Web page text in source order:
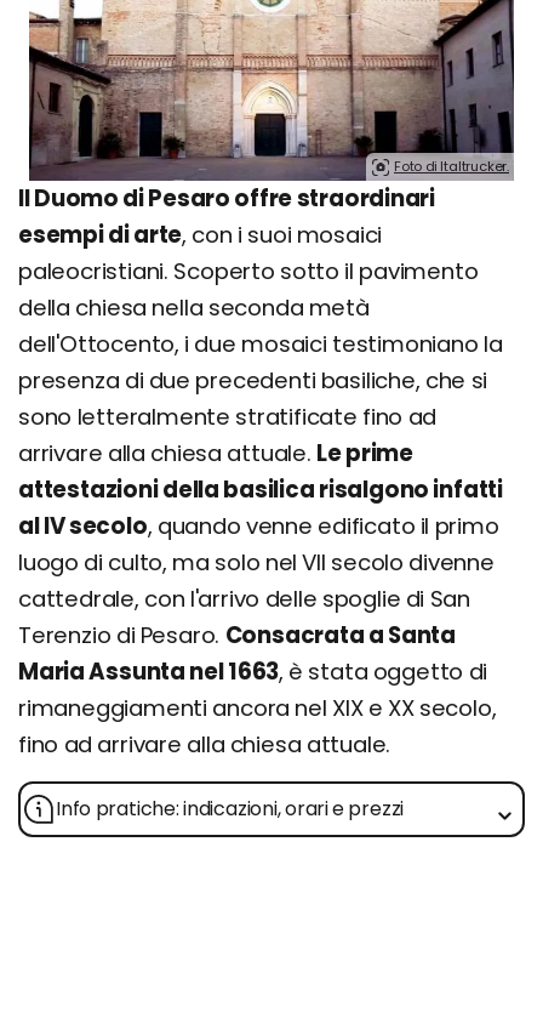
Foto di Italtrucker.
Il Duomo di Pesaro offre straordinari
esempi di arte, con i suoi mosaici
paleocristiani. Scoperto sotto il pavimento
della chiesa nella seconda metà
dell'Ottocento, i due mosaici testimoniano la
presenza di due precedenti basiliche, che si
sono letteralmente stratificate fino ad
arrivare alla chiesa attuale. Le prime
attestazioni della basilica risalgono infatti
al IV secolo, quando venne edificato il primo
luogo di culto, ma solo nel VII secolo divenne
cattedrale, con l'arrivo delle spoglie di San
Terenzio di Pesaro. Consacrata a Santa
Maria Assunta nel 1663, è stata oggetto di
rimaneggiamenti ancora nel XIX e XX secolo,
fino ad arrivare alla chiesa attuale.
Info pratiche: indicazioni, orari e prezzi